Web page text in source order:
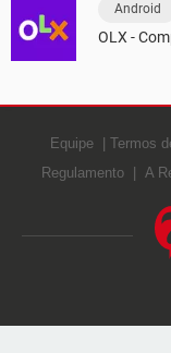
Android
OLX -
Equipe Termos
Regulamento
A